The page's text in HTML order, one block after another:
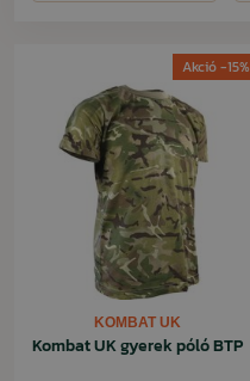
Akció -15%
KOMBAT UK
Kombat UK gyerek póló BTP